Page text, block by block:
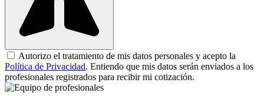
Autorizo el tratamiento de mis datos personales y acepto la
Política de Privacidad. Entiendo que mis datos serán enviados a los
profesionales registrados para recibir mi cotización.